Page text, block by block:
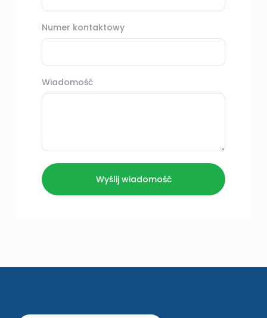
Numer kontaktowy
Wiadomość
Wyślij wiadomość